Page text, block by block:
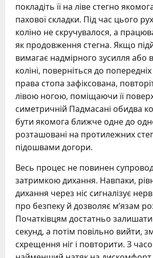
покладіть її на ліве стегно
пахової складки. Під час цього
коліно не скручувалося, а
як продовження стегна. Якщо
вимагає надмірного зусилля або
коліні, поверніться до
права стопа зафіксована,
лівою ногою, поміщаючи її
симетричній Падмасані обидва
бути якомога ближче одне до
розташовані на протилежних
підошвами догори.
Весь процес не повинен
затримкою дихання. Навпаки,
дихання через ніс сигналізує
про безпеку й дозволяє м’язам
Початківцям достатньо
секунд, а потім повільно вийти,
схрещення ніг і повторити. З